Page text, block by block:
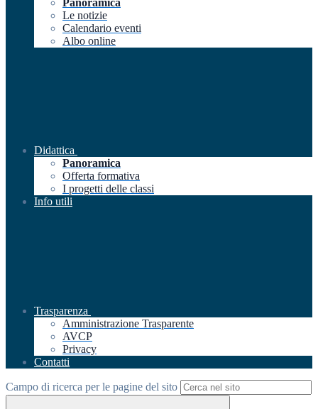
Panoramica
Le notizie
Calendario eventi
Albo online
Didattica
Panoramica
Offerta formativa
I progetti delle classi
Info utili
Trasparenza
Amministrazione Trasparente
AVCP
Privacy
Contatti
Campo di ricerca per le pagine del sito